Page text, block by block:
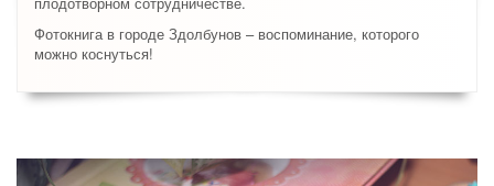
Фотокнига в городе Здолбунов – воспоминание, которого
можно коснуться!